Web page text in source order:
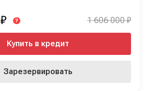
₽ ? 1 606 000 ₽
Купить в кредит
Зарезервировать